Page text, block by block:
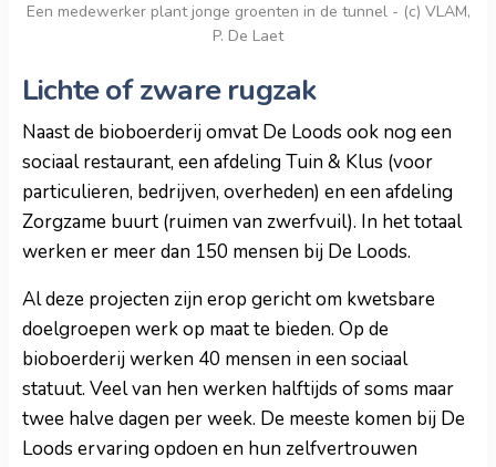
Een medewerker plant jonge groenten in de tunnel - (c) VLAM,
P. De Laet
Lichte of zware rugzak
Naast de bioboerderij omvat De Loods ook nog een
sociaal restaurant, een afdeling Tuin & Klus (voor
particulieren, bedrijven, overheden) en een afdeling
Zorgzame buurt (ruimen van zwerfvuil). In het totaal
werken er meer dan 150 mensen bij De Loods.
Al deze projecten zijn erop gericht om kwetsbare
doelgroepen werk op maat te bieden. Op de
bioboerderij werken 40 mensen in een sociaal
statuut. Veel van hen werken halftijds of soms maar
twee halve dagen per week. De meeste komen bij De
Loods ervaring opdoen en hun zelfvertrouwen